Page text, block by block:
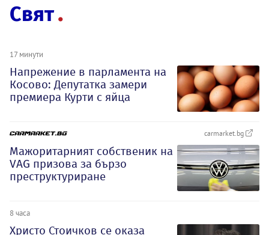
Свят
17 минути
Напрежение в парламента на
Косово: Депутатка замери
премиера Курти с яйца
carmarket.bg
Мажоритарният собственик на
VAG призова за бързо
преструктуриране
8 часа
Христо Стоичков се оказа